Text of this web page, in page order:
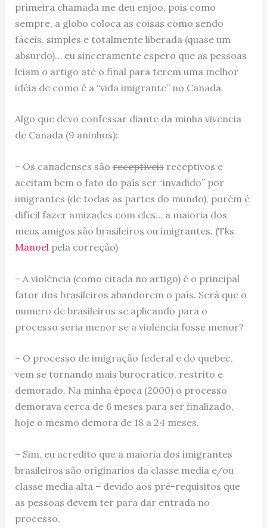
primeira chamada me deu enjoo, pois como
sempre, a globo coloca as coisas como sendo
fáceis, simples e totalmente liberada (quase um
absurdo)… eu sinceramente espero que as pessoas
leiam o artigo até o final para terem uma melhor
idéia de como é a “vida imigrante” no Canada.
Algo que devo confessar diante da minha vivencia
de Canada (9 aninhos):
– Os canadenses sãoreceptíveisreceptivos e
aceitam bem o fato do país ser “invadido” por
imigrantes (de todas as partes do mundo), porém é
difícil fazer amizades com eles… a maioria dos
meus amigos são brasileiros ou imigrantes. (Tks
Manoel pela correção)
– A violência (como citada no artigo) é o principal
fator dos brasileiros abandorem o país. Será que o
numero de brasileiros se aplicando para o
processo seria menor se a violencia fosse menor?
– O processo de imigração federal e do quebec,
vem se tornando mais burocratico, restrito e
demorado. Na minha época (2000) o processo
demorava cerca de 6 meses para ser finalizado,
hoje o mesmo demora de 18 a 24 meses.
– Sim, eu acredito que a maioria dos imigrantes
brasileiros são originarios da classe media e/ou
classe media alta – devido aos pré-requisitos que
as pessoas devem ter para dar entrada no
processo.